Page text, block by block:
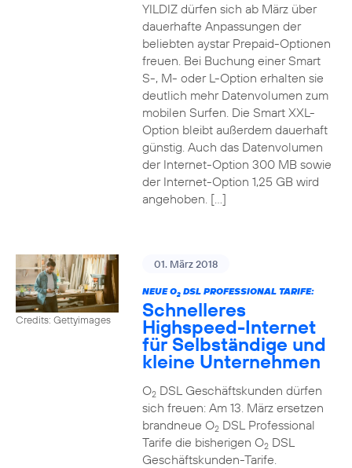
YILDIZ dürfen sich ab März über
dauerhafte Anpassungen der
beliebten aystar Prepaid-Optionen
freuen. Bei Buchung einer Smart
S-, M- oder L-Option erhalten sie
deutlich mehr Datenvolumen zum
mobilen Surfen. Die Smart XXL-
Option bleibt außerdem dauerhaft
günstig. Auch das Datenvolumen
der Internet-Option 300 MB sowie
der Internet-Option 1,25 GB wird
angehoben. […]
Credits: Gettyimages
01. März 2018
NEUE O2DSL PROFESSIONAL TARIFE:
Schnelleres
Highspeed-Internet
für Selbständige und
kleine Unternehmen
O2DSL Geschäftskunden dürfen
sich freuen: Am 13. März ersetzen
brandneue O2DSL Professional
Tarife die bisherigen O2DSL
Geschäftskunden-Tarife.